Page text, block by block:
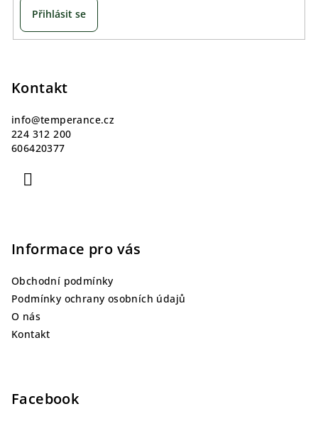
Přihlásit se
Kontakt
info@temperance.cz
224 312 200
606420377
Informace pro vás
Obchodní podmínky
Podmínky ochrany osobních údajů
O nás
Kontakt
Facebook